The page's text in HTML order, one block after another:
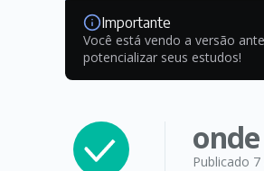
Importante
Você está vendo a versão
potencializar seus estudos!
Publicado